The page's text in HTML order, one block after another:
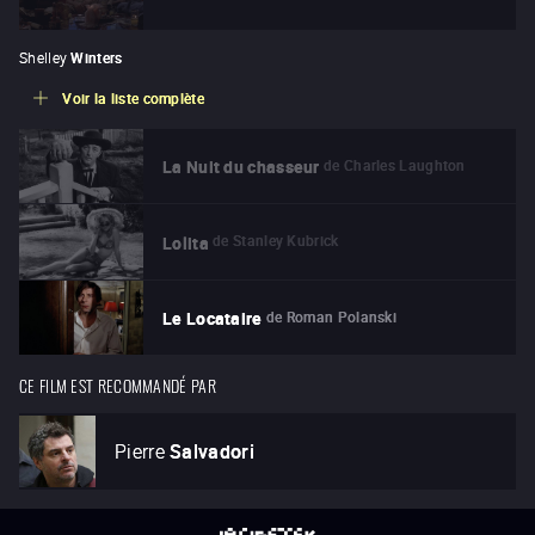
Shelley Winters
Voir la liste complète
La Nuit du chasseur de Charles Laughton
Lolita de Stanley Kubrick
Le Locataire de Roman Polanski
CE FILM EST RECOMMANDÉ PAR
PierreSalvadori